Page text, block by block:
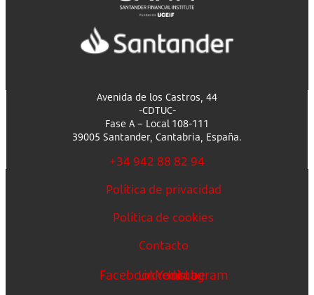
Avenida de los Castros, 44
-CDTUC-
Fase A – Local 108-111
39005 Santander, Cantabria, España.
+34 942 88 82 94
Política de privacidad
Política de cookies
Contacto
FacebookLinkedin
Youtube
Instagram